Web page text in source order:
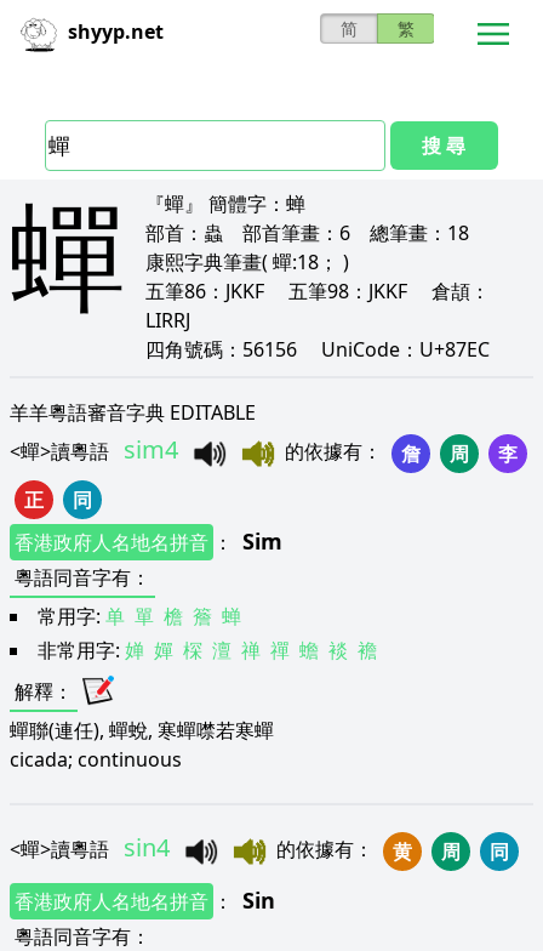
shyyp.net 简 繁
搜 尋
蟬 『蟬』 簡體字： 蝉
部首： 蟲 部首筆畫： 6 總筆畫： 18
康熙字典筆畫( 蟬:18； )
五筆86： JKKF 五筆98： JKKF 倉頡：
LIRRJ
四角號碼： 56156 UniCode： U+87EC
羊羊粵語審音字典 EDITABLE
<蟬>讀粵語 sim4 的依據有 ： 詹 周
李
正
同
香港政府人名地名拼音 ： Sim
粵語同音字有 ：
常用字: 单 單 檐 簷 蝉
非常用字: 婵 嬋 棎 澶 禅 禪 蟾 裧 襜
解釋 ：
蟬聯(連任), 蟬蛻, 寒蟬噤若寒蟬
cicada; continuous
<蟬>讀粵語 sin4 的依據有 ： 黄 周
同
香港政府人名地名拼音 ： Sin
粵語同音字有 ：